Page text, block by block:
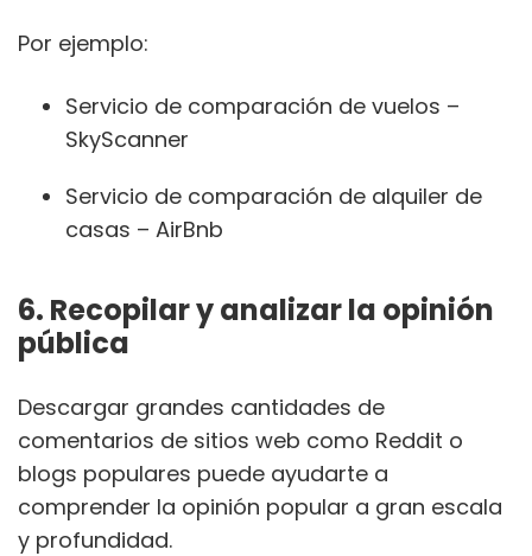
Por ejemplo:
Servicio de comparación de vuelos –
SkyScanner
Servicio de comparación de alquiler de
casas – AirBnb
6. Recopilar y analizar la opinión
pública
Descargar grandes cantidades de
comentarios de sitios web como Reddit o
blogs populares puede ayudarte a
comprender la opinión popular a gran escala
y profundidad.